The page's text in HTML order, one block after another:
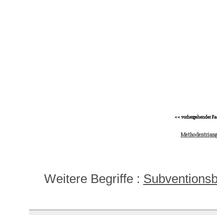
<< vorhergehender
Weitere Begriffe :